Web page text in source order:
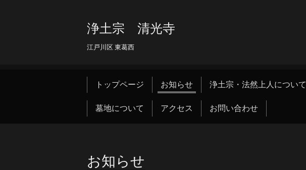
浄土宗 清光寺
江戸川区 東葛西
トップページ お知らせ 浄土宗・法然上人について
墓地について アクセス お問い合わせ
お知らせ